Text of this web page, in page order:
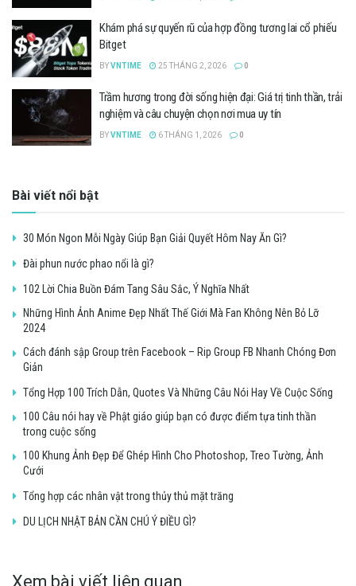
Khám phá sự quyến rũ của hợp đồng tương lai cổ phiếu
Bitget
BYVNTIME 25 THÁNG 2, 2026 0
Trầm hương trong đời sống hiện đại: Giá trị tinh thần, trải
nghiệm và câu chuyện chọn nơi mua uy tín
BYVNTIME 6 THÁNG 1, 2026 0
Bài viết nổi bật
30 Món Ngon Mỗi Ngày Giúp Bạn Giải Quyết Hôm Nay Ăn Gì?
Đài phun nước phao nổi là gì?
102 Lời Chia Buồn Đám Tang Sâu Sắc, Ý Nghĩa Nhất
Những Hình Ảnh Anime Đẹp Nhất Thế Giới Mà Fan Không Nên Bỏ Lỡ
2024
Cách đánh sập Group trên Facebook – Rip Group FB Nhanh Chóng Đơn
Giản
Tổng Hợp 100 Trích Dẫn, Quotes Và Những Câu Nói Hay Về Cuộc Sống
100 Câu nói hay về Phật giáo giúp bạn có được điểm tựa tinh thần
trong cuộc sống
100 Khung Ảnh Đẹp Để Ghép Hình Cho Photoshop, Treo Tường, Ảnh
Cưới
Tổng hợp các nhân vật trong thủy thủ mặt trăng
DU LỊCH NHẬT BẢN CẦN CHÚ Ý ĐIỀU GÌ?
Xem bài viết liên quan